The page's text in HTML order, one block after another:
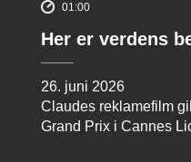
01:00
Her er verdens
26. juni 2026
Claudes reklamefilm
Grand Prix i Cannes